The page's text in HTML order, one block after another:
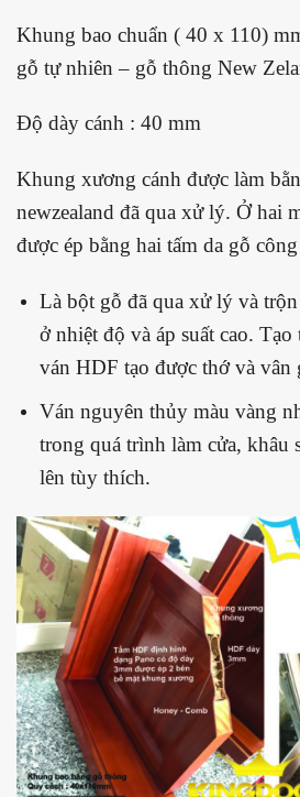
Khung bao chuẩn ( 40 x 110)
gỗ tự nhiên – gỗ thông New
Độ dày cánh : 40 mm
Khung xương cánh được làm
newzealand đã qua xử lý. Ở hai
được ép bằng hai tấm da gỗ
Là bột gỗ đã qua xử lý và
ở nhiệt độ và áp suất cao. Tạo
ván HDF tạo được thớ và vân
Ván nguyên thủy màu vàng
trong quá trình làm cửa, khâu
lên tùy thích.